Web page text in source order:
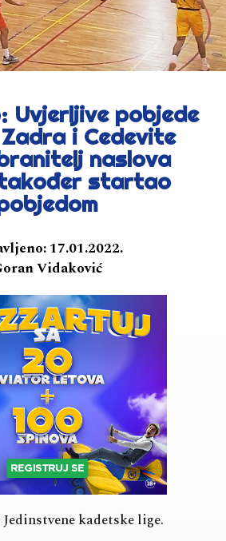
Uvjerljive pobjede
i Cedevite
naslova
startao
17.01.2022.
Vidaković
kadetske lige.